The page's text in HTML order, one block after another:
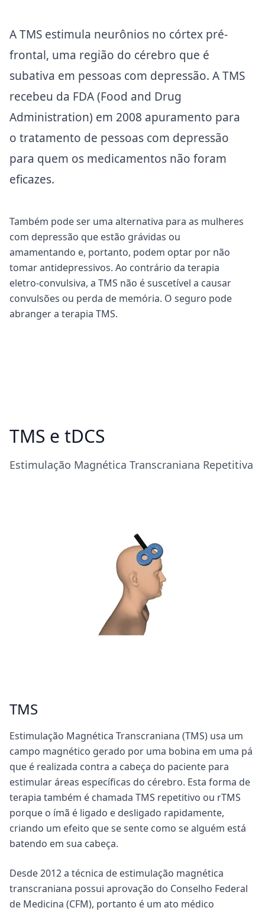
A TMS estimula neurônios no córtex pré-
frontal, uma região do cérebro que é
subativa em pessoas com depressão. A TMS
recebeu da FDA (Food and Drug
Administration) em 2008 apuramento para
o tratamento de pessoas com depressão
para quem os medicamentos não foram
eficazes.
Também pode ser uma alternativa para as mulheres
com depressão que estão grávidas ou
amamentando e, portanto, podem optar por não
tomar antidepressivos. Ao contrário da terapia
eletro-convulsiva, a TMS não é suscetível a causar
convulsões ou perda de memória. O seguro pode
abranger a terapia TMS.
TMS e tDCS
Estimulação Magnética Transcraniana Repetitiva
TMS
Estimulação Magnética Transcraniana (TMS) usa um
campo magnético gerado por uma bobina em uma pá
que é realizada contra a cabeça do paciente para
estimular áreas específicas do cérebro. Esta forma de
terapia também é chamada TMS repetitivo ou rTMS
porque o ímã é ligado e desligado rapidamente,
criando um efeito que se sente como se alguém está
batendo em sua cabeça.
Desde 2012 a técnica de estimulação magnética
transcraniana possui aprovação do Conselho Federal
de Medicina (CFM), portanto é um ato médico